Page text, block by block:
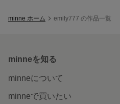
minne ホーム emily777 の作品一覧
minneを知る
minneについて
minneで買いたい